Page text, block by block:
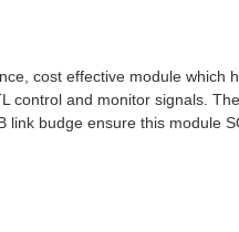
cost effective module which
control and monitor signals.
budge ensure this module